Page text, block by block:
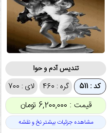
تندیس آدم و حوا
کد : 511 گره : 460 لای : 700
قیمت : 6,200,000 تومان
مشاهده جزئیات بیشتر نخ و نقشه